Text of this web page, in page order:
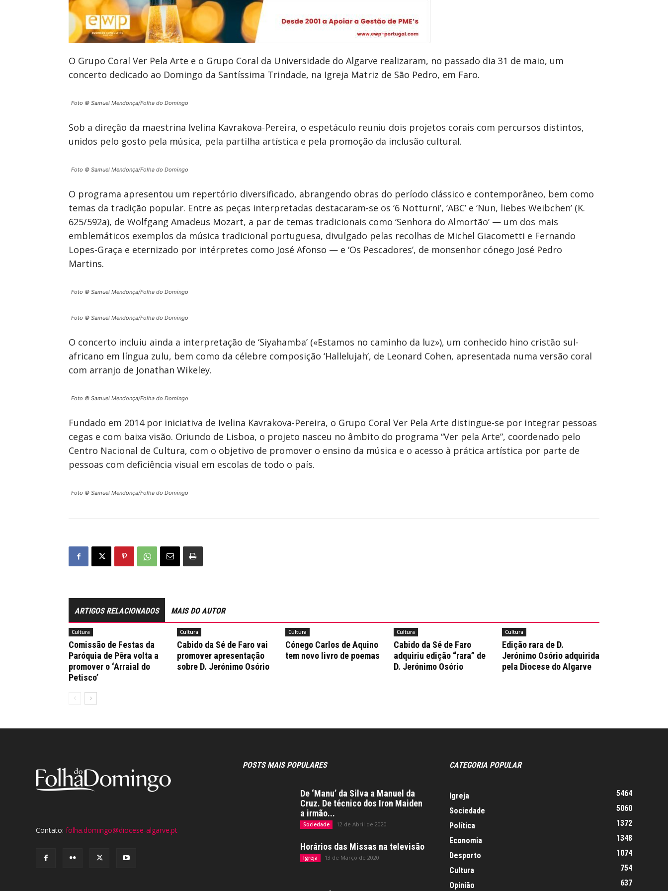
O Grupo Coral Ver Pela Arte e o Grupo Coral da Universidade do Algarve realizaram, no passado dia 31 de maio, um
concerto dedicado ao Domingo da Santíssima Trindade, na Igreja Matriz de São Pedro, em Faro.
Foto © Samuel Mendonça/Folha do Domingo
Sob a direção da maestrina Ivelina Kavrakova-Pereira, o espetáculo reuniu dois projetos corais com percursos distintos,
unidos pelo gosto pela música, pela partilha artística e pela promoção da inclusão cultural.
Foto © Samuel Mendonça/Folha do Domingo
O programa apresentou um repertório diversificado, abrangendo obras do período clássico e contemporâneo, bem como
temas da tradição popular. Entre as peças interpretadas destacaram-se os ‘6 Notturni’, ‘ABC’ e ‘Nun, liebes Weibchen’ (K.
625/592a), de Wolfgang Amadeus Mozart, a par de temas tradicionais como ‘Senhora do Almortão’ — um dos mais
emblemáticos exemplos da música tradicional portuguesa, divulgado pelas recolhas de Michel Giacometti e Fernando
Lopes-Graça e eternizado por intérpretes como José Afonso — e ‘Os Pescadores’, de monsenhor cónego José Pedro
Martins.
Foto © Samuel Mendonça/Folha do Domingo
Foto © Samuel Mendonça/Folha do Domingo
O concerto incluiu ainda a interpretação de ‘Siyahamba’ («Estamos no caminho da luz»), um conhecido hino cristão sul-
africano em língua zulu, bem como da célebre composição ‘Hallelujah’, de Leonard Cohen, apresentada numa versão coral
com arranjo de Jonathan Wikeley.
Foto © Samuel Mendonça/Folha do Domingo
Fundado em 2014 por iniciativa de Ivelina Kavrakova-Pereira, o Grupo Coral Ver Pela Arte distingue-se por integrar pessoas
cegas e com baixa visão. Oriundo de Lisboa, o projeto nasceu no âmbito do programa “Ver pela Arte”, coordenado pelo
Centro Nacional de Cultura, com o objetivo de promover o ensino da música e o acesso à prática artística por parte de
pessoas com deficiência visual em escolas de todo o país.
Foto © Samuel Mendonça/Folha do Domingo
ARTIGOS RELACIONADOS MAIS DO AUTOR
Cultura
Comissão de Festas da
Paróquia de Pêra volta a
promover o ‘Arraial do
Petisco’
Cultura
Cabido da Sé de Faro vai
promover apresentação
sobre D. Jerónimo Osório
Cultura
Cónego Carlos de Aquino
tem novo livro de poemas
Cultura
Cabido da Sé de Faro
adquiriu edição “rara” de
D. Jerónimo Osório
Cultura
Edição rara de D.
Jerónimo Osório adquirida
pela Diocese do Algarve
Contato: folha.domingo@diocese-algarve.pt
POSTS MAIS POPULARES
De ‘Manu’ da Silva a Manuel da
Cruz. De técnico dos Iron Maiden
a irmão...
Sociedade 12 de Abril de 2020
Horários das Missas na televisão
Igreja 13 de Março de 2020
CATEGORIA POPULAR
Igreja
5464
Sociedade
5060
Política
1372
Economia
1348
Desporto
1074
Cultura
754
Opinião
637